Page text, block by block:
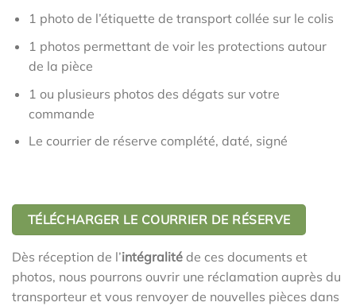
1 photo de l’étiquette de transport collée sur le colis
1 photos permettant de voir les protections autour
de la pièce
1 ou plusieurs photos des dégats sur votre
commande
Le courrier de réserve complété, daté, signé
TÉLÉCHARGER LE COURRIER DE RÉSERVE
Dès réception de l’intégralité de ces documents et
photos, nous pourrons ouvrir une réclamation auprès du
transporteur et vous renvoyer de nouvelles pièces dans